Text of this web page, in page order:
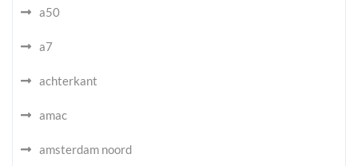
a50
a7
achterkant
amac
amsterdam noord